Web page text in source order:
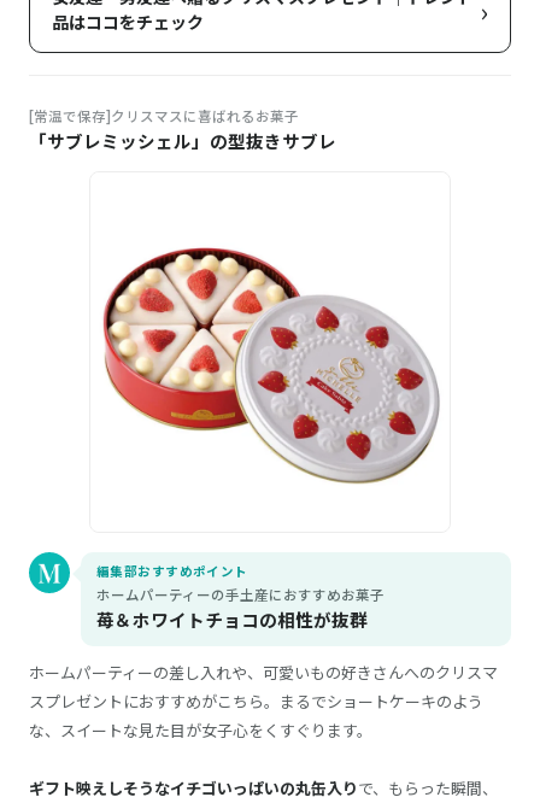
品はココをチェック
›
[常温で保存]クリスマスに喜ばれるお菓子
「サブレミッシェル」の型抜きサブレ
編集部おすすめポイント
ホームパーティーの手土産におすすめお菓子
苺＆ホワイトチョコの相性が抜群
ホームパーティーの差し入れや、可愛いもの好きさんへのクリスマ
スプレゼントにおすすめがこちら。まるでショートケーキのよう
な、スイートな見た目が女子心をくすぐります。
ギフト映えしそうなイチゴいっぱいの丸缶入りで、もらった瞬間、